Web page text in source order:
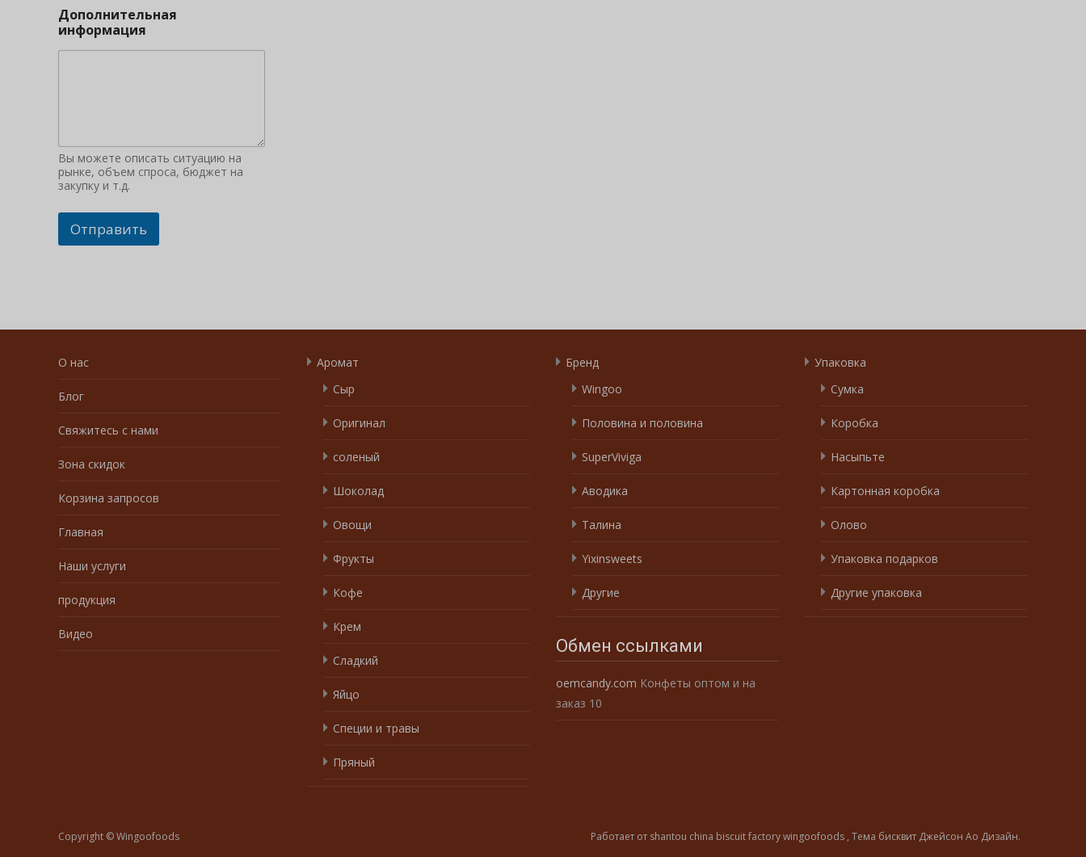
Дополнительная
информация
Вы можете описать ситуацию на
рынке, объем спроса, бюджет на
закупку и т.д.
Отправить
О нас
Блог
Свяжитесь с нами
Зона скидок
Корзина запросов
Главная
Наши услуги
продукция
Видео
Аромат
Сыр
Оригинал
соленый
Шоколад
Овощи
Фрукты
Кофе
Крем
Сладкий
Яйцо
Специи и травы
Пряный
Бренд
Wingoo
Половина и половина
SuperViviga
Аводика
Талина
Yixinsweets
Другие
Упаковка
Сумка
Коробка
Насыпьте
Картонная коробка
Олово
Упаковка подарков
Другие упаковка
Обмен ссылками
oemcandy.com Конфеты оптом и на
заказ 10
Copyright © Wingoofoods Работает от shantou china biscuit factory wingoofoods , Тема бисквит Джейсон Ао Дизайн.